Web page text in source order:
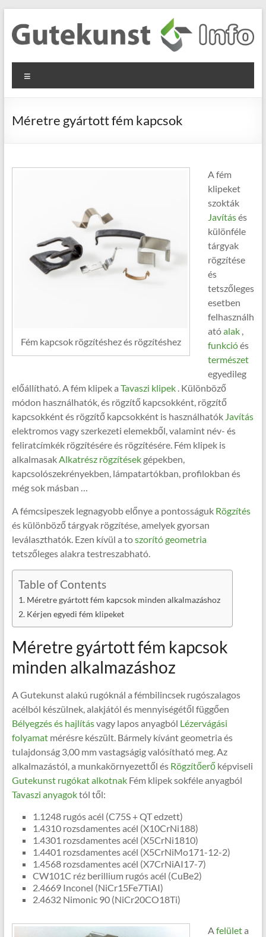
content
Gutekunst
Formfedern
GmbH
Informationen
Flachmaterial
Méretre gyártott fém kapcsok
Fém kapcsok rögzítéshez és rögzítéshez
A fém
klipeket
szokták
Javításés
különféle
tárgyak
rögzítése
és
tetszőleges
esetben
felhasználh
atóalak,
funkcióés
természet
egyedileg
előállítható. A fém klipek a Tavaszi klipek. Különböző
módon használhatók, és rögzítő kapcsokként, rögzítő
kapcsokként és rögzítő kapcsokként is használhatókJavítás
elektromos vagy szerkezeti elemekből, valamint név- és
feliratcímkék rögzítésére és rögzítésére. Fém klipek is
alkalmasakAlkatrész rögzítésekgépekben,
kapcsolószekrényekben, lámpatartókban, profilokban és
még sok másban …
A fémcsipeszek legnagyobb előnye a pontosságukRögzítés
és különböző tárgyak rögzítése, amelyek gyorsan
leválaszthatók. Ezen kívül a toszorító geometria
tetszőleges alakra testreszabható.
Table of Contents
Méretre gyártott fém kapcsok minden alkalmazáshoz
Kérjen egyedi fém klipeket
Méretre gyártott fém kapcsok
minden alkalmazáshoz
A Gutekunst alakú rugóknál a fémbilincsek rugószalagos
acélból készülnek, alakjától és mennyiségétől függően
Bélyegzés és hajlításvagy lapos anyagból Lézervágási
folyamatmérésre készült. Bármely kívánt geometria és
tulajdonság 3,00 mm vastagságig valósítható meg. Az
alkalmazástól, a munkakörnyezettől ésRögzítőerőképviseli
Gutekunst rugókat alkotnakFém klipek sokféle anyagból
Tavaszi anyagoktól től:
1.1248 rugós acél (C75S + QT edzett)
1.4310 rozsdamentes acél (X10CrNi188)
1.4301 rozsdamentes acél (X5CrNi1810)
1.4401 rozsdamentes acél (X5CrNiMo171-12-2)
1.4568 rozsdamentes acél (X7CrNiAI17-7)
CW101C réz berillium rugós acél (CuBe2)
2.4669 Inconel (NiCr15Fe7TiAI)
2.4632 Nimonic 90 (NiCr20CO18Ti)
Afelületa